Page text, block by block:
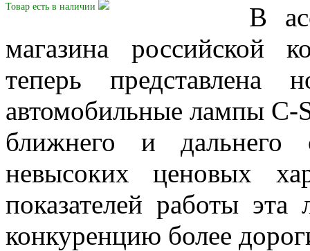
Товар есть в наличии
В
магазина российской
теперь представлена
автомобильные лампы C-
ближнего и дальнего
невысоких ценовых
показателей работы эта
конкуренцию более